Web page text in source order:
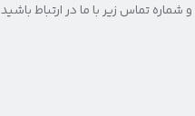
تماس زیر با ما در ارتباط باشید